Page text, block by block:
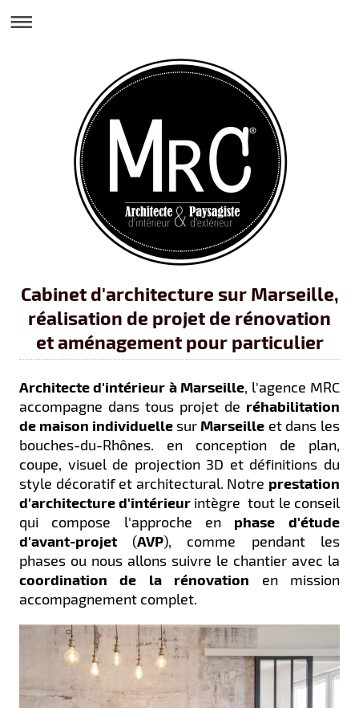
Cabinet d'architecture sur Marseille,
réalisation de projet de rénovation
et aménagement pour particulier
Architecte d'intérieur à Marseille, l'agence MRC
accompagne dans tous projet de réhabilitation
de maison individuelle sur Marseille et dans les
bouches-du-Rhônes. en conception de plan,
coupe, visuel de projection 3D et définitions du
style décoratif et architectural. Notre prestation
d'architecture d'intérieur intègre tout le conseil
qui compose l'approche en phase d'étude
d'avant-projet (AVP), comme pendant les
phases ou nous allons suivre le chantier avec la
coordination de la rénovation en mission
accompagnement complet.